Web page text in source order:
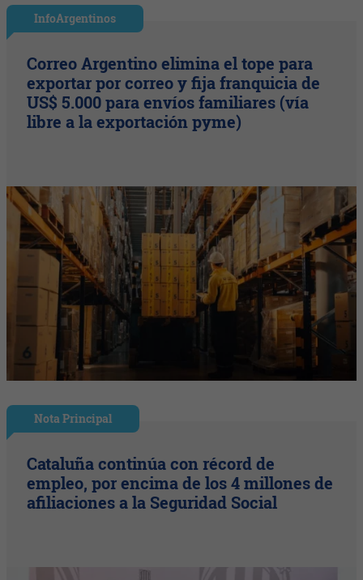
InfoArgentinos
Correo Argentino elimina el tope para
exportar por correo y fija franquicia de
US$ 5.000 para envíos familiares (vía
libre a la exportación pyme)
Nota Principal
Cataluña continúa con récord de
empleo, por encima de los 4 millones de
afiliaciones a la Seguridad Social